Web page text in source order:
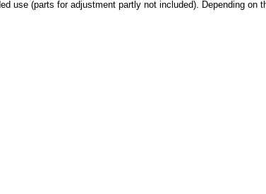
use (parts for adjustment partly not included). Depending on